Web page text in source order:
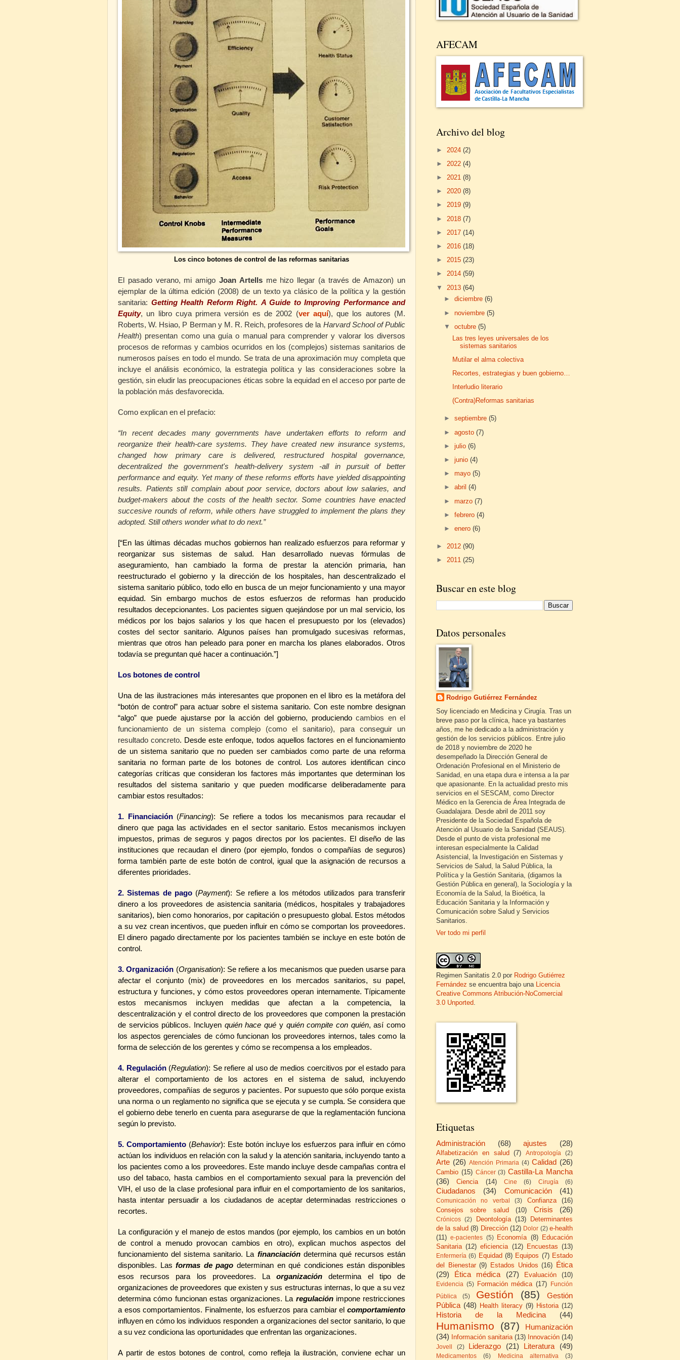
Los cinco botones de control de las reformas sanitarias
El pasado verano, mi amigo Joan Artellsme hizo llegar (a través de Amazon) un
ejemplar de la última edición (2008) de un texto ya clásico de la política y la gestión
sanitaria: Getting Health Reform Right. A Guide to Improving Performance and
Equity, un libro cuya primera versión es de 2002 (ver aquí), que los autores (M.
Roberts, W. Hsiao, P Berman y M. R. Reich, profesores de la Harvard Schoolof Public
Health) presentan como una guía o manual para comprender y valorar los diversos
procesos de reformas y cambios ocurridos en los (complejos) sistemas sanitarios de
numerosos países en todo el mundo. Se trata de una aproximación muy completa que
incluye el análisis económico, la estrategia política y las consideraciones sobre la
gestión, sin eludir las preocupaciones éticas sobre la equidad en el acceso por parte de
la población más desfavorecida.
Como explican en el prefacio:
“In recent decades many governments have undertaken efforts to reform and
reorganize their health-care systems. They have created new insurance systems,
changed how primary care is delivered, restructured hospital governance,
decentralized the government's health-delivery system -all in pursuit of better
performance and equity. Yet many of these reforms efforts have yielded disappointing
results. Patients still complain about poor service, doctors about low salaries, and
budget-makers about the costs of the health sector. Some countries have enacted
succesive rounds of reform, while others have struggled to implement the plans they
adopted. Still others wonder what to do next.”
[“En las últimas décadas muchos gobiernos han realizado esfuerzos para reformar y
reorganizar sus sistemas de salud. Han desarrollado nuevas fórmulas de
aseguramiento, han cambiado la forma de prestar la atención primaria, han
reestructurado el gobierno y la dirección de los hospitales, han descentralizado el
sistema sanitario público, todo ello en busca de un mejor funcionamiento y una mayor
equidad. Sin embargo muchos de estos esfuerzos de reformas han producido
resultados decepcionantes. Los pacientes siguen quejándose por un mal servicio, los
médicos por los bajos salarios y los que hacen el presupuesto por los (elevados)
costes del sector sanitario. Algunos países han promulgado sucesivas reformas,
mientras que otros han peleado para poner en marcha los planes elaborados. Otros
todavía se preguntan qué hacer a continuación.”]
Los botones de control
Una de las ilustraciones más interesantes que proponen en el libro es la metáfora del
“botón de control” para actuar sobre el sistema sanitario. Con este nombre designan
“algo” que puede ajustarse por la acción del gobierno, produciendocambios en el
funcionamiento de un sistema complejo (como el sanitario), para conseguir un
resultado concreto. Desde este enfoque, todos aquellos factores en el funcionamiento
de un sistema sanitario que no pueden ser cambiados como parte de una reforma
sanitaria no forman parte de los botones de control. Los autores identifican cinco
categorías críticas que consideran los factores más importantes que determinan los
resultados del sistema sanitario y que pueden modificarse deliberadamente para
cambiar estos resultados:
1. Financiación (Financing): Se refiere a todos los mecanismos para recaudar el
dinero que paga las actividades en el sector sanitario. Estos mecanismos incluyen
impuestos, primas de seguros y pagos directos por los pacientes. El diseño de las
instituciones que recaudan el dinero (por ejemplo, fondos o compañías de seguros)
forma también parte de este botón de control, igual que la asignación de recursos a
diferentes prioridades.
2. Sistemas de pago (Payment): Se refiere a los métodos utilizados para transferir
dinero a los proveedores de asistencia sanitaria (médicos, hospitales y trabajadores
sanitarios), bien como honorarios, por capitación o presupuesto global. Estos métodos
a su vez crean incentivos, que pueden influir en cómo se comportan los proveedores.
El dinero pagado directamente por los pacientes también se incluye en este botón de
control.
3. Organización (Organisation): Se refiere a los mecanismos que pueden usarse para
afectar el conjunto (mix) de proveedores en los mercados sanitarios, su papel,
estructura y funciones, y cómo estos proveedores operan internamente. Típicamente
estos mecanismos incluyen medidas que afectan a la competencia, la
descentralización y el control directo de los proveedores que componen la prestación
de servicios públicos. Incluyen quién hace qué y quién compite con quién, así como
los aspectos gerenciales de cómo funcionan los proveedores internos, tales como la
forma de selección de los gerentes y cómo se recompensa a los empleados.
4. Regulación (Regulation): Se refiere al uso de medios coercitivos por el estado para
alterar el comportamiento de los actores en el sistema de salud, incluyendo
proveedores, compañías de seguros y pacientes. Por supuesto que sólo porque exista
una norma o un reglamento no significa que se ejecuta y se cumpla. Se considera que
el gobierno debe tenerlo en cuenta para asegurarse de que la reglamentación funciona
según lo previsto.
5. Comportamiento (Behavior): Este botón incluye los esfuerzos para influir en cómo
actúan los individuos en relación con la salud y la atención sanitaria, incluyendo tanto a
los pacientes como a los proveedores. Este mando incluye desde campañas contra el
uso del tabaco, hasta cambios en el comportamiento sexual para la prevención del
VIH, el uso de la clase profesional para influir en el comportamiento de los sanitarios,
hasta intentar persuadir a los ciudadanos de aceptar determinadas restricciones o
recortes.
La configuración y el manejo de estos mandos (por ejemplo, los cambios en un botón
de control a menudo provocan cambios en otro), explican muchos aspectos del
funcionamiento del sistema sanitario. La financiacióndetermina qué recursos están
disponibles. Lasformas de pago determinan en qué condiciones están disponibles
esos recursos para los proveedores. Laorganización determina el tipo de
organizaciones de proveedores que existen y sus estructuras internas, lo que a su vez
determina cómo funcionan estas organizaciones. La regulación impone restricciones
a esos comportamientos. Finalmente, los esfuerzos para cambiar el comportamiento
influyen en cómo los individuos responden a organizaciones del sector sanitario, lo que
a su vez condiciona las oportunidades que enfrentan las organizaciones.
A partir de estos botones de control, como refleja la ilustración, conviene echar un
AFECAM
Archivo del blog
► 2024 (2)
► 2022 (4)
► 2021 (8)
► 2020 (8)
► 2019 (9)
► 2018 (7)
► 2017 (14)
► 2016 (18)
► 2015 (23)
► 2014 (59)
▼ 2013 (64)
►diciembre(6)
►noviembre(5)
▼octubre(5)
Las tres leyes universales de los
sistemas sanitarios
Mutilar el alma colectiva
Recortes, estrategias y buen gobierno…
Interludio literario
(Contra)Reformas sanitarias
►septiembre(5)
►agosto(7)
►julio(6)
►junio(4)
►mayo(5)
►abril(4)
►marzo(7)
►febrero(4)
►enero(6)
► 2012 (90)
► 2011 (25)
Buscar en este blog
Datos personales
Rodrigo Gutiérrez Fernández
Soy licenciado en Medicina y Cirugía. Tras un
breve paso por la clínica, hace ya bastantes
años, me he dedicado a la administración y
gestión de los servicios públicos. Entre julio
de 2018 y noviembre de 2020 he
desempeñado la Dirección General de
Ordenación Profesional en el Ministerio de
Sanidad, en una etapa dura e intensa a la par
que apasionante. En la actualidad presto mis
servicios en el SESCAM, como Director
Médico en la Gerencia de Área Integrada de
Guadalajara. Desde abril de 2011 soy
Presidente de la Sociedad Española de
Atención al Usuario de la Sanidad (SEAUS).
Desde el punto de vista profesional me
interesan especialmente la Calidad
Asistencial, la Investigación en Sistemas y
Servicios de Salud, la Salud Pública, la
Política y la Gestión Sanitaria, (digamos la
Gestión Pública en general), la Sociología y la
Economía de la Salud, la Bioética, la
Educación Sanitaria y la Información y
Comunicación sobre Salud y Servicios
Sanitarios.
Ver todo mi perfil
Regimen Sanitatis 2.0 por Rodrigo Gutiérrez
Fernández se encuentra bajo una Licencia
Creative Commons Atribución-NoComercial
3.0 Unported.
Etiquetas
Administración (68) ajustes (28)
Alfabetización en salud (7) Antropología (2)
Arte (26) Atención Primaria (4) Calidad (26)
Cambio (15) Cáncer (3) Castilla-La Mancha
(36)
Ciencia (14) Cine (6) Cirugía (6)
Ciudadanos (34) Comunicación (41)
Comunicación no verbal (3) Confianza
(16)
Consejos sobre salud
(10) Crisis (26)
Crónicos (2) Deontología (13)
Determinantes
de la salud (8) Dirección (12) Dolor (2) e-health
(11)
e-pacientes (5) Economía (8)
Educación
Sanitaria (12) eficiencia (12) Encuestas (13)
Enfermería (6) Equidad (8) Equipos (7) Estado
del Bienestar (9) Estados Unidos (16) Ética
(29)
Ética médica (27) Evaluación (10)
Evidencia (5) Formación médica (17)
Función
Pública
(5) Gestión (85)
Gestión
Pública (48) Health literacy (9) Historia (12)
Historia de la Medicina (44)
Humanismo (87)
Humanización
(34) Información sanitaria (13) Innovación (14)
Jovell (2) Liderazgo (21) Literatura (49)
Medicamentos (6) Medicina alternativa (3)